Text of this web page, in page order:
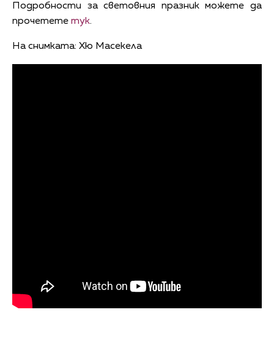
Подробности за световния празник можете да
прочетете тук.
На снимката: Хю Масекела